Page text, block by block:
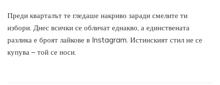
Преди кварталът те гледаше накриво заради смелите ти
избори. Днес всички се обличат еднакво, а единствената
разлика е броят лайкове в Instagram. Истинският стил не се
купува – той се носи.